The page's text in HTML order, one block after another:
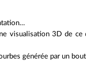
visualisation 3D de ce
générée par un